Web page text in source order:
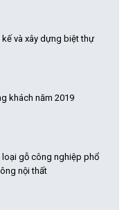
và xây dựng biệt thự
khách năm 2019
gỗ công nghiệp phổ
nội thất